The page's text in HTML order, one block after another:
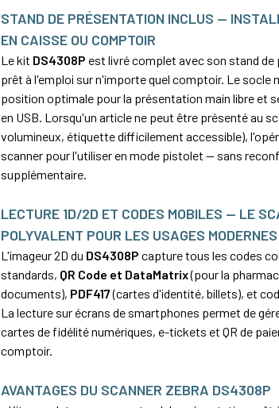
STAND DE PRÉSENTATION INCLUS —
EN CAISSE OU COMPTOIR
Le kit DS4308P est livré complet avec son stand de
prêt à l'emploi sur n'importe quel comptoir. Le socle
position optimale pour la présentation main libre et
en USB. Lorsqu'un article ne peut être présenté au
volumineux, étiquette difficilement accessible),
scanner pour l'utiliser en mode pistolet — sans
supplémentaire.
LECTURE 1D/2D ET CODES MOBILES — LE
POLYVALENT POUR LES USAGES MODERNES
L'imageur 2D du DS4308P capture tous les codes
standards, QR Code et DataMatrix(pour la
documents), PDF417(cartes d'identité, billets), et
La lecture sur écrans de smartphones permet de
cartes de fidélité numériques, e-tickets et QR de
comptoir.
AVANTAGES DU SCANNER ZEBRA DS4308P